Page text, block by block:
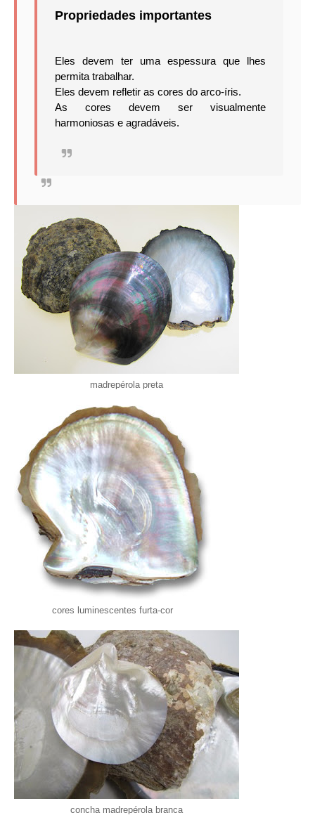
Propriedades importantes
Eles devem ter uma espessura que lhes
permita trabalhar.
Eles devem refletir as cores do arco-íris.
As cores devem ser visualmente
harmoniosas e agradáveis.
madrepérola preta
cores luminescentes furta-cor
concha madrepérola branca